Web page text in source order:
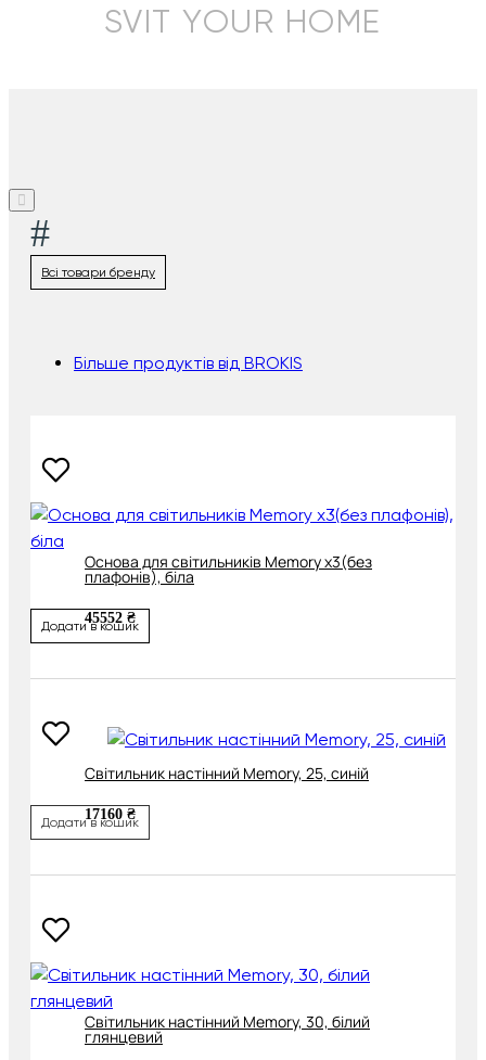
SVIT YOUR HOME
#
Всі товари бренду
Більше продуктів від BROKIS
Основа для світильників Memory х3(без
плафонів), біла
45552 ₴
Додати в кошик
Світильник настінний Memory, 25, синій
17160 ₴
Додати в кошик
Світильник настінний Memory, 30, білий
глянцевий